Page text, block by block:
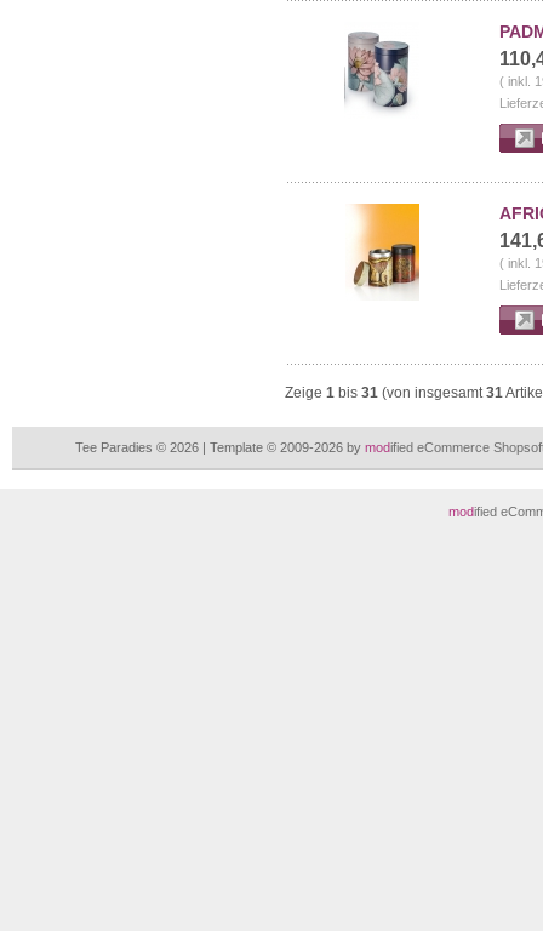
( inkl.
( inkl.
Zeige 1 bis 31 (von insgesamt31
Tee Paradies © 2026 | Template © 2009-2026 by modified eCommerce
modified